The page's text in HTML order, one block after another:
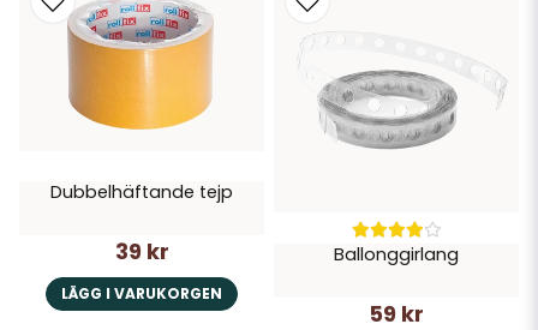
Dubbelhäftande tejp
39 kr
LÄGG I VARUKORGEN
Ballonggirlang
59 kr